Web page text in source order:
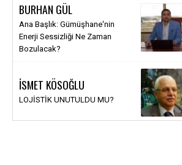
BURHAN GÜL
Ana Başlık: Gümüşhane'nin
Enerji Sessizliği Ne Zaman
Bozulacak?
İSMET KÖSOĞLU
LOJİSTİK UNUTULDU MU?